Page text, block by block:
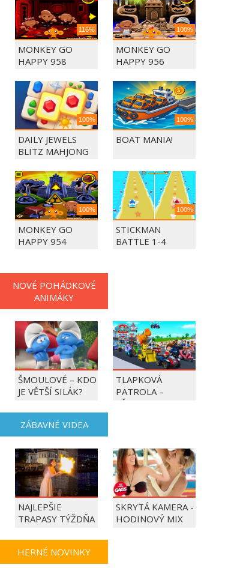
116%
MONKEY GO
HAPPY 958
100%
MONKEY GO
HAPPY 956
100%
DAILY JEWELS
BLITZ MAHJONG
100%
BOAT MANIA!
100%
MONKEY GO
HAPPY 954
100%
STICKMAN
BATTLE 1-4
NOVÉ POHÁDKOVÉ
ANIMÁKY
ŠMOULOVÉ – KDO
JE VĚTŠÍ SILÁK?
TLAPKOVÁ
PATROLA –
VŠECHNY TLAPKY
ZÁBAVNÉ VIDEA
NAJLEPŠIE
TRAPASY TÝŽDŇA
SKRYTÁ KAMERA -
HODINOVÝ MIX
HERNÉ NOVINKY